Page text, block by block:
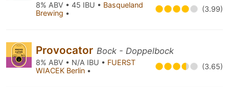
8% ABV • 45 IBU • Basqueland
Brewing • (3.99)
Provocator Bock - Doppelbock
8% ABV • N/A IBU • FUERST
WIACEK Berlin • (3.65)